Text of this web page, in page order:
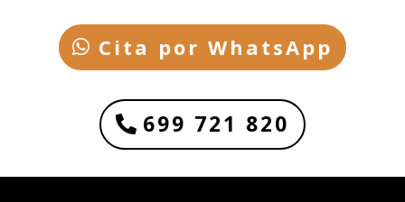
Cita por WhatsApp
699 721 820